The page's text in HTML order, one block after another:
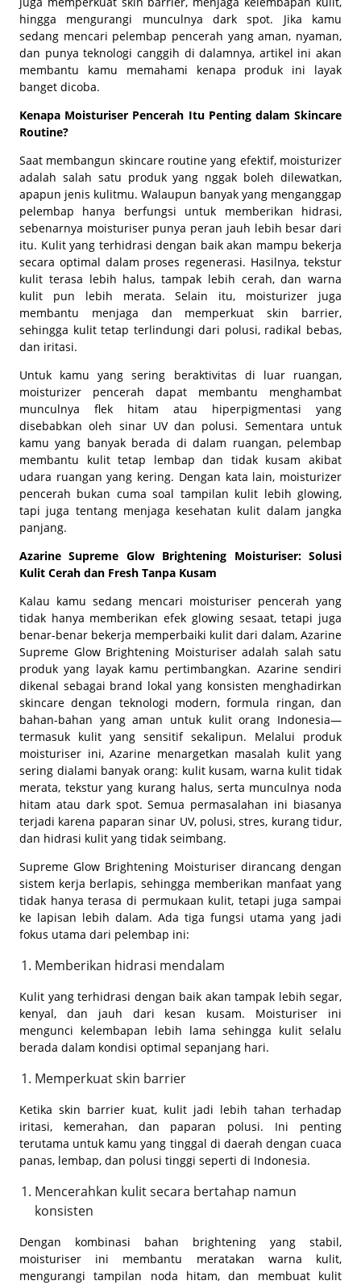
hingga mengurangi munculnya dark spot. Jika kamu
sedang mencari pelembap pencerah yang aman, nyaman,
dan punya teknologi canggih di dalamnya, artikel ini akan
membantu kamu memahami kenapa produk ini layak
banget dicoba.
Kenapa Moisturiser Pencerah Itu Penting dalam Skincare
Routine?
Saat membangun skincare routine yang efektif, moisturizer
adalah salah satu produk yang nggak boleh dilewatkan,
apapun jenis kulitmu. Walaupun banyak yang menganggap
pelembap hanya berfungsi untuk memberikan hidrasi,
sebenarnya moisturiser punya peran jauh lebih besar dari
itu. Kulit yang terhidrasi dengan baik akan mampu bekerja
secara optimal dalam proses regenerasi. Hasilnya, tekstur
kulit terasa lebih halus, tampak lebih cerah, dan warna
kulit pun lebih merata. Selain itu, moisturizer juga
membantu menjaga dan memperkuat skin barrier,
sehingga kulit tetap terlindungi dari polusi, radikal bebas,
dan iritasi.
Untuk kamu yang sering beraktivitas di luar ruangan,
moisturizer pencerah dapat membantu menghambat
munculnya flek hitam atau hiperpigmentasi yang
disebabkan oleh sinar UV dan polusi. Sementara untuk
kamu yang banyak berada di dalam ruangan, pelembap
membantu kulit tetap lembap dan tidak kusam akibat
udara ruangan yang kering. Dengan kata lain, moisturizer
pencerah bukan cuma soal tampilan kulit lebih glowing,
tapi juga tentang menjaga kesehatan kulit dalam jangka
panjang.
Azarine Supreme Glow Brightening Moisturiser: Solusi
Kulit Cerah dan Fresh Tanpa Kusam
Kalau kamu sedang mencari moisturiser pencerah yang
tidak hanya memberikan efek glowing sesaat, tetapi juga
benar-benar bekerja memperbaiki kulit dari dalam, Azarine
Supreme Glow Brightening Moisturiser adalah salah satu
produk yang layak kamu pertimbangkan. Azarine sendiri
dikenal sebagai brand lokal yang konsisten menghadirkan
skincare dengan teknologi modern, formula ringan, dan
bahan-bahan yang aman untuk kulit orang Indonesia—
termasuk kulit yang sensitif sekalipun. Melalui produk
moisturiser ini, Azarine menargetkan masalah kulit yang
sering dialami banyak orang: kulit kusam, warna kulit tidak
merata, tekstur yang kurang halus, serta munculnya noda
hitam atau dark spot. Semua permasalahan ini biasanya
terjadi karena paparan sinar UV, polusi, stres, kurang tidur,
dan hidrasi kulit yang tidak seimbang.
Supreme Glow Brightening Moisturiser dirancang dengan
sistem kerja berlapis, sehingga memberikan manfaat yang
tidak hanya terasa di permukaan kulit, tetapi juga sampai
ke lapisan lebih dalam. Ada tiga fungsi utama yang jadi
fokus utama dari pelembap ini:
Memberikan hidrasi mendalam
Kulit yang terhidrasi dengan baik akan tampak lebih segar,
kenyal, dan jauh dari kesan kusam. Moisturiser ini
mengunci kelembapan lebih lama sehingga kulit selalu
berada dalam kondisi optimal sepanjang hari.
Memperkuat skin barrier
Ketika skin barrier kuat, kulit jadi lebih tahan terhadap
iritasi, kemerahan, dan paparan polusi. Ini penting
terutama untuk kamu yang tinggal di daerah dengan cuaca
panas, lembap, dan polusi tinggi seperti di Indonesia.
Mencerahkan kulit secara bertahap namun
konsisten
Dengan kombinasi bahan brightening yang stabil,
moisturiser ini membantu meratakan warna kulit,
mengurangi tampilan noda hitam, dan membuat kulit